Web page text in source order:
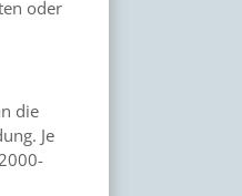
oder
die
Je